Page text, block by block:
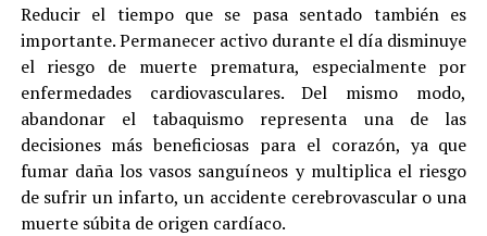
Reducir el tiempo que se pasa sentado también es
importante. Permanecer activo durante el día disminuye
el riesgo de muerte prematura, especialmente por
enfermedades cardiovasculares. Del mismo modo,
abandonar el tabaquismo representa una de las
decisiones más beneficiosas para el corazón, ya que
fumar daña los vasos sanguíneos y multiplica el riesgo
de sufrir un infarto, un accidente cerebrovascular o una
muerte súbita de origen cardíaco.